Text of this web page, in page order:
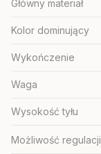
Główny materiał
Kolor dominujący
Wykończenie
Waga
Wysokość tyłu
Możliwość regulacji